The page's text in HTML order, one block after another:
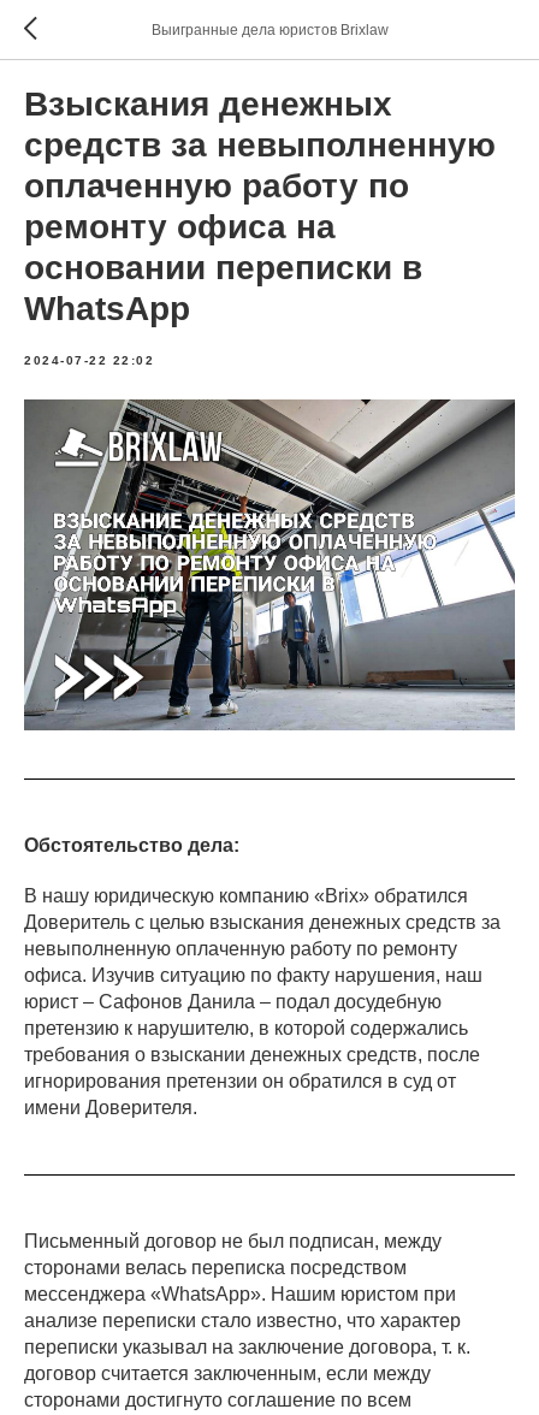
Выигранные дела юристов Brixlaw
Взыскания денежных
средств за невыполненную
оплаченную работу по
ремонту офиса на
основании переписки в
WhatsApp
2024-07-22 22:02
Обстоятельство дела:
В нашу юридическую компанию «Brix» обратился
Доверитель с целью взыскания денежных средств за
невыполненную оплаченную работу по ремонту
офиса. Изучив ситуацию по факту нарушения, наш
юрист – Сафонов Данила – подал досудебную
претензию к нарушителю, в которой содержались
требования о взыскании денежных средств, после
игнорирования претензии он обратился в суд от
имени Доверителя.
Письменный договор не был подписан, между
сторонами велась переписка посредством
мессенджера «WhatsApp». Нашим юристом при
анализе переписки стало известно, что характер
переписки указывал на заключение договора, т. к.
договор считается заключенным, если между
сторонами достигнуто соглашение по всем